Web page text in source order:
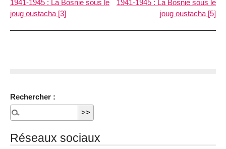
1941-1945 : La Bosnie sous le
joug oustacha [3]
1941-1945 : La Bosnie sous le
joug oustacha [5]
Rechercher :
Réseaux sociaux